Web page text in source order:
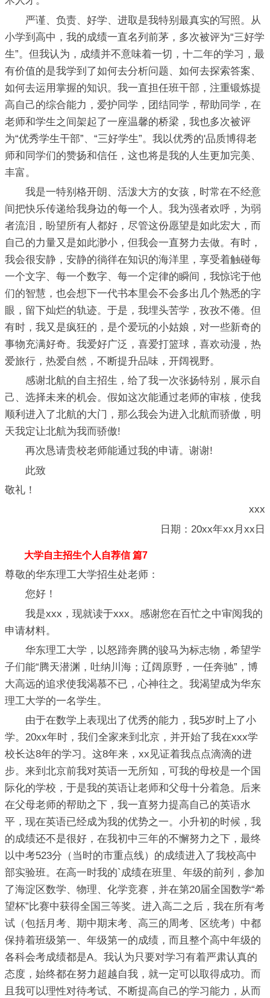
严谨、负责、好学、进取是我特别最真实的写照。从
小学到高中，我的成绩一直名列前茅，多次被评为“三好学
生”。但我认为，成绩并不意味着一切，十二年的学习，最
有价值的是我学到了如何去分析问题、如何去探索答案、
如何去运用掌握的知识。我一直担任班干部，注重锻炼提
高自己的综合能力，爱护同学，团结同学，帮助同学，在
老师和学生之间架起了一座温馨的桥梁，我也多次被评
为“优秀学生干部”、“三好学生”。我以优秀的'品质博得老
师和同学们的赞扬和信任，这也将是我的人生更加完美、
丰富。
我是一特别格开朗、活泼大方的女孩，时常在不经意
间把快乐传递给我身边的每一个人。我为强者欢呼，为弱
者流泪，盼望所有人都好，尽管这份愿望是如此宏大，而
自己的力量又是如此渺小，但我会一直努力去做。有时，
我会很安静，安静的徜徉在知识的海洋里，享受着触碰每
一个文字、每一个数字、每一个定律的瞬间，我惊诧于他
们的智慧，也会想下一代书本里会不会多出几个熟悉的字
眼，留下灿烂的轨迹。于是，我埋头苦学，孜孜不倦。但
有时，我又是疯狂的，是个爱玩的小姑娘，对一些新奇的
事物充满好奇。我爱好广泛，喜爱打篮球，喜欢动漫，热
爱旅行，热爱自然，不断提升品味，开阔视野。
感谢北航的自主招生，给了我一次张扬特别，展示自
己、选择未来的机会。假如这次能通过老师的审核，使我
顺利进入了北航的大门，那么我会为进入北航而骄傲，明
天我定让北航为我而骄傲!
再次恳请贵校老师能通过我的申请。谢谢!
此致
敬礼！
xxx
日期：20xx年xx月xx日
大学自主招生个人自荐信 篇7
尊敬的华东理工大学招生处老师：
您好！
我是xxx，现就读于xxx。感谢您在百忙之中审阅我的
申请材料。
华东理工大学，以怒蹄奔腾的骏马为标志物，希望学
子们能“腾天潜渊，吐纳川海；辽阔原野，一任奔驰”，博
大高远的追求使我渴慕不已，心神往之。我渴望成为华东
理工大学的一名学生。
由于在数学上表现出了优秀的能力，我5岁时上了小
学。20xx年时，我们全家来到北京，并开始了我在xxx学
校长达8年的学习。这8年来，xx见证着我点点滴滴的进
步。来到北京前我对英语一无所知，可我的母校是一个国
际化的学校，于是我的英语让老师和父母十分着急。后来
在父母老师的帮助之下，我一直努力提高自己的英语水
平，现在英语已经成为我的优势之一。小升初的时候，我
的成绩还不是很好，在我初中三年的不懈努力之下，最终
以中考523分（当时的市重点线）的成绩进入了我校高中
部实验班。在高一时我的`成绩在班里、年级的前列，参加
了海淀区数学、物理、化学竞赛，并在第20届全国数学“希
望杯”比赛中获得全国三等奖。进入高二之后，我在所有考
试（包括月考、期中期末考、高三的周考、区统考）中都
保持着班级第一、年级第一的成绩，而且整个高中年级的
各科会考成绩都是A。我认为只要对学习有着严肃认真的
态度，始终都在努力超越自我，就一定可以取得成功。而
且我可以理性对待考试、不断提高自己的学习能力，从而